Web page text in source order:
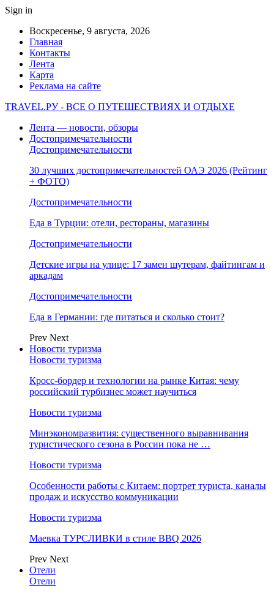
Sign in
Воскресенье, 9 августа, 2026
Главная
Контакты
Лента
Карта
Реклама на сайте
TRAVEL.РУ - ВСЕ О ПУТЕШЕСТВИЯХ И ОТДЫХЕ
Лента — новости, обзоры
Достопримечательности
Достопримечательности
30 лучших достопримечательностей ОАЭ 2026 (Рейтинг
+ ФОТО)
Достопримечательности
Еда в Турции: отели, рестораны, магазины
Достопримечательности
Детские игры на улице: 17 замен шутерам, файтингам и
аркадам
Достопримечательности
Еда в Германии: где питаться и сколько стоит?
Prev Next
Новости туризма
Новости туризма
Кросс-бордер и технологии на рынке Китая: чему
российский турбизнес может научиться
Новости туризма
Минэкономразвития: существенного выравнивания
туристического сезона в России пока не …
Новости туризма
Особенности работы с Китаем: портрет туриста, каналы
продаж и искусство коммуникации
Новости туризма
Маевка ТУРСЛИВКИ в стиле BBQ 2026
Prev Next
Отели
Отели